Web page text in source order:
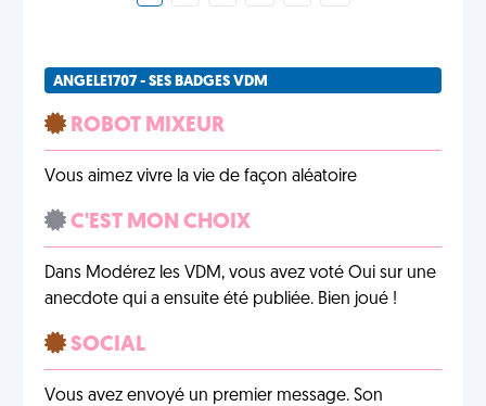
ANGELE1707 - SES BADGES VDM
ROBOT MIXEUR
Vous aimez vivre la vie de façon aléatoire
C'EST MON CHOIX
Dans Modérez les VDM, vous avez voté Oui sur une
anecdote qui a ensuite été publiée. Bien joué !
SOCIAL
Vous avez envoyé un premier message. Son